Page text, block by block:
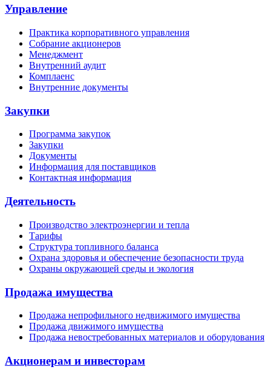
Управление
Практика корпоративного управления
Собрание акционеров
Менеджмент
Внутренний аудит
Комплаенс
Внутренние документы
Закупки
Программа закупок
Закупки
Документы
Информация для поставщиков
Контактная информация
Деятельность
Производство электроэнергии и тепла
Тарифы
Структура топливного баланса
Охрана здоровья и обеспечение безопасности труда
Охраны окружающей среды и экология
Продажа имущества
Продажа непрофильного недвижимого имущества
Продажа движимого имущества
Продажа невостребованных материалов и оборудования
Акционерам и инвесторам